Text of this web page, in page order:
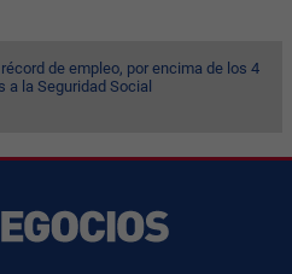
de empleo, por encima de los 4
la Seguridad Social